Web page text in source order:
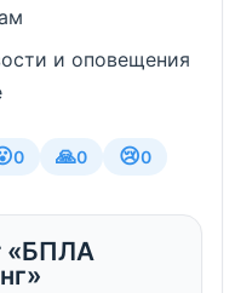
и оповещения
0 🙏0 😢0
«БПЛА